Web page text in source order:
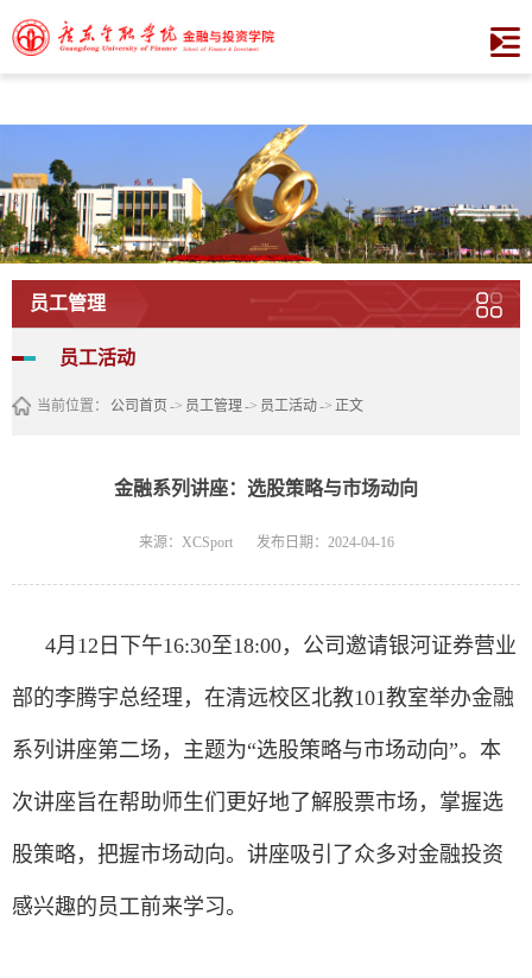
XCSport - XC体育因您更精彩
员工管理
员工活动
当前位置： 公司首页-> 员工管理 -> 员工活动-> 正文
金融系列讲座：选股策略与市场动向
来源：XCSport 发布日期：2024-04-16
4月12日下午16:30至18:00，公司邀请银河证券营业
部的李腾宇总经理，在清远校区北教101教室举办金融
系列讲座第二场，主题为“选股策略与市场动向”。本
次讲座旨在帮助师生们更好地了解股票市场，掌握选
股策略，把握市场动向。讲座吸引了众多对金融投资
感兴趣的员工前来学习。